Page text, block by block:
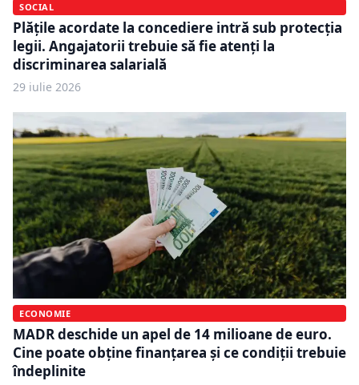
SOCIAL
Plățile acordate la concediere intră sub protecția
legii. Angajatorii trebuie să fie atenți la
discriminarea salarială
29 iulie 2026
ECONOMIE
MADR deschide un apel de 14 milioane de euro.
Cine poate obține finanțarea și ce condiții trebuie
îndeplinite